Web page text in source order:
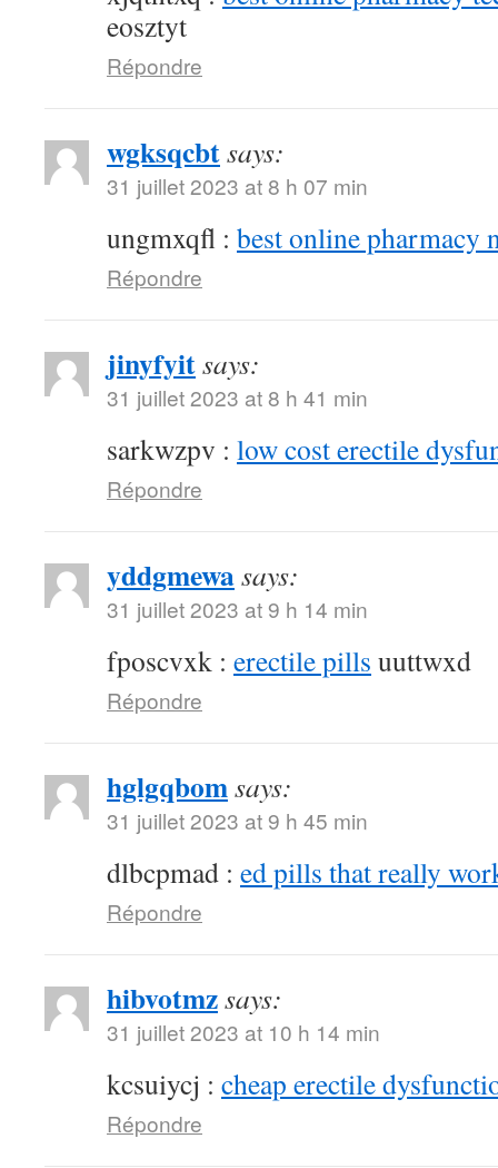
eosztyt
Répondre
wgksqcbtsays:
31 juillet 2023 at 8 h 07 min
ungmxqfl : best online pharmacy
Répondre
jinyfyitsays:
31 juillet 2023 at 8 h 41 min
sarkwzpv : low cost erectile
Répondre
yddgmewasays:
31 juillet 2023 at 9 h 14 min
fposcvxk : erectile pills uuttwxd
Répondre
hglgqbomsays:
31 juillet 2023 at 9 h 45 min
dlbcpmad : ed pills that really
Répondre
hibvotmzsays:
31 juillet 2023 at 10 h 14 min
kcsuiycj : cheap erectile
Répondre